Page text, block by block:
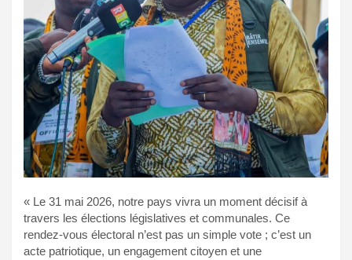
« Le 31 mai 2026, notre pays vivra un moment décisif à
travers les élections législatives et communales. Ce
rendez-vous électoral n’est pas un simple vote ; c’est un
acte patriotique, un engagement citoyen et une